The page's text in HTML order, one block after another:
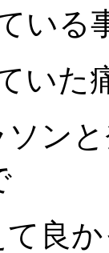
いる
いた
ン
良